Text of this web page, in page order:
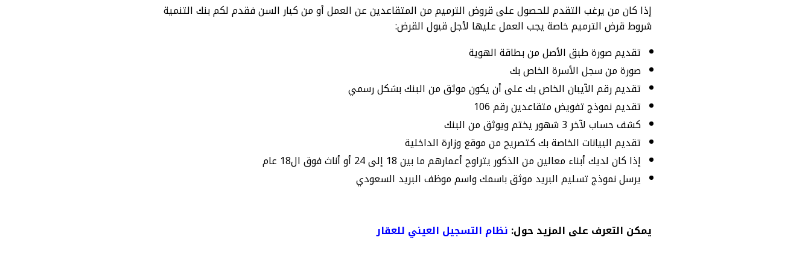
إذا كان من يرغب التقدم للحصول على قروض الترميم من المتقاعدين عن العمل أو من كبار السن فقدم لكم بنك التنمية
شروط قرض الترميم خاصة يجب العمل عليها لأجل قبول القرض:
تقديم صورة طبق الأصل من بطاقة الهوية
صورة من سجل الأسرة الخاص بك
تقديم رقم الآيبان الخاص بك على أن يكون موثق من البنك بشكل رسمي
تقديم نموذج تفويض متقاعدين رقم 106
كشف حساب لآخر 3 شهور يختم ويوثق من البنك
تقديم البيانات الخاصة بك كتصريح من موقع وزارة الداخلية
إذا كان لديك أبناء معالين من الذكور يتراوح أعمارهم ما بين 18 إلى 24 أو أناث فوق ال18 عام
يرسل نموذج تسليم البريد موثق باسمك واسم موظف البريد السعودي
يمكن التعرف على المزيد حول: نظام التسجيل العيني للعقار